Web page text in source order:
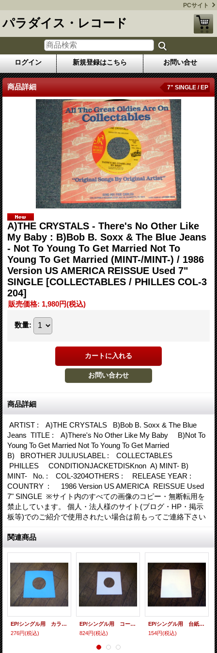
PCサイト
パラダイス・レコード
ログイン 新規登録はこちら お問い合せ
商品詳細 7" SINGLE / EP
A)THE CRYSTALS - There's No Other Like
My Baby : B)Bob B. Soxx & The Blue Jeans
- Not To Young To Get Married Not To
Young To Get Married (MINT-/MINT-) / 1986
Version US AMERICA REISSUE Used 7"
SINGLE [COLLECTABLES / PHILLES COL-3
204]
販売価格: 1,980円(税込)
数量:
商品詳細
ARTIST : A)THE CRYSTALS B)Bob B. Soxx & The Blue
Jeans TITLE : A)There's No Other Like My Baby B)Not To
Young To Get Married Not To Young To Get Married
B) BROTHER JULIUSLABEL : COLLECTABLES
PHILLES CONDITIONJACKETDISKnon A) MINT- B)
MINT- No. : COL-3204OTHERS : RELEASE YEAR :
COUNTRY : 1986 Version US AMERICA REISSUE Used
7" SINGLE ※サイト内のすべての画像のコピー・無断転用を
禁止しています。 個人・法人様のサイト(ブログ・HP・掲示
板等)でのご紹介で使用されたい場合は前もってご連絡下さい
関連商品
EP/シングル用 カラースリーヴ（全4色） 5枚セット (カラー指定してください）
276円(税込)
EP/シングル用 コート紙丸穴ジャケ （10枚セット）
824円(税込)
EP/シングル用 台紙 10枚セット
154円(税込)